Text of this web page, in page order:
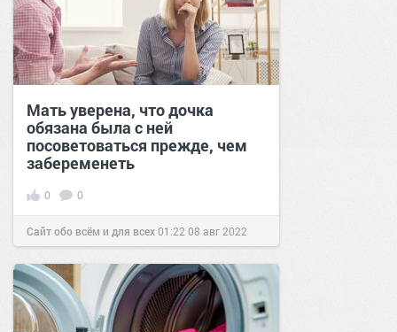
Мать уверена, что дочка
обязана была с ней
посоветоваться прежде, чем
забеременеть
0 0
Сайт обо всём и для всех01:22 08 авг 2022